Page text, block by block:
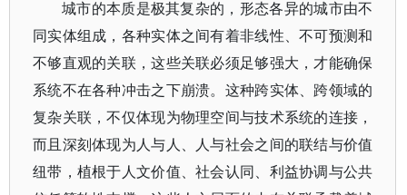
城市的本质是极其复杂的，形态各异的城市由不
同实体组成，各种实体之间有着非线性、不可预测和
不够直观的关联，这些关联必须足够强大，才能确保
系统不在各种冲击之下崩溃。这种跨实体、跨领域的
复杂关联，不仅体现为物理空间与技术系统的连接，
而且深刻体现为人与人、人与社会之间的联结与价值
纽带，植根于人文价值、社会认同、利益协调与公共